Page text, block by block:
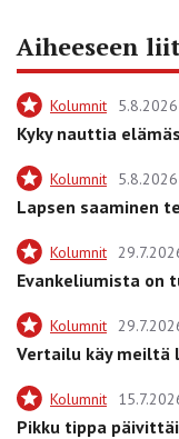
Aiheeseen
Kolumnit 5.8.2026
Kyky nauttia
Kolumnit 5.8.2026
Lapsen saaminen
Kolumnit
Evankeliumista on
Kolumnit
Vertailu käy meiltä
Kolumnit
Pikku tippa